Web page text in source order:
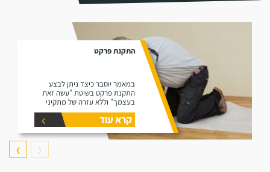
התקנת פרקט
במאמר יוסבר כיצד ניתן לבצע
התקנת פרקט בשיטת "עשה זאת
בעצמך" וללא עזרה של מתקיני
פרקטים.
קרא עוד
❮
❯